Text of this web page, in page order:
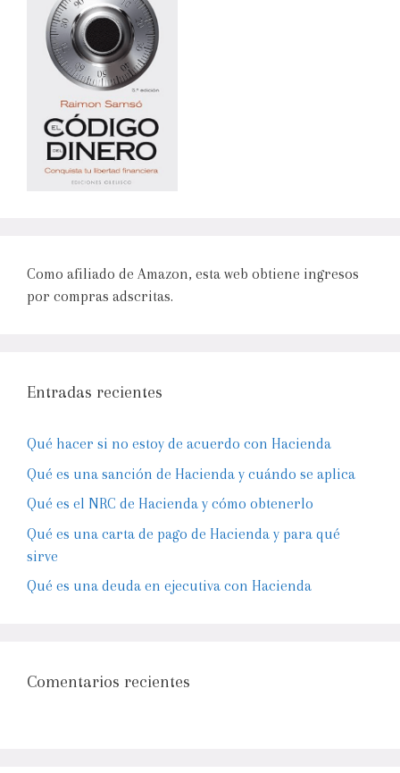
Como afiliado de Amazon, esta web obtiene ingresos
por compras adscritas.
Entradas recientes
Qué hacer si no estoy de acuerdo con Hacienda
Qué es una sanción de Hacienda y cuándo se aplica
Qué es el NRC de Hacienda y cómo obtenerlo
Qué es una carta de pago de Hacienda y para qué
sirve
Qué es una deuda en ejecutiva con Hacienda
Comentarios recientes